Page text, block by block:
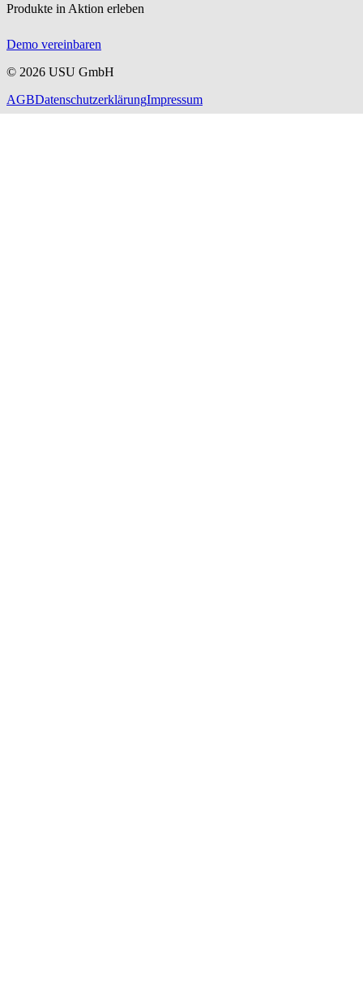
Produkte in Aktion erleben
Demo vereinbaren
© 2026 USU GmbH
AGBDatenschutzerklärungImpressum